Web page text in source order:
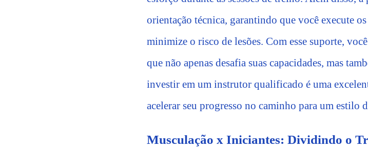
orientação técnica, garantindo que você execute
minimize o risco de lesões. Com esse suporte,
que não apenas desafia suas capacidades, mas
investir em um instrutor qualificado é uma
acelerar seu progresso no caminho para um estilo
Musculação x Iniciantes: Dividindo o